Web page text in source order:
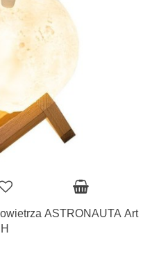
ASTRONAUTA Art